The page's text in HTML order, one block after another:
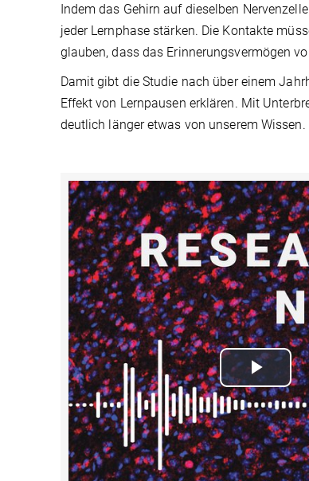
Indem das Gehirn auf dieselben
jeder Lernphase stärken. Die Kontakte
glauben, dass das Erinnerungsvermögen
Damit gibt die Studie nach über einem
Effekt von Lernpausen erklären. Mit
deutlich länger etwas von unserem
Play